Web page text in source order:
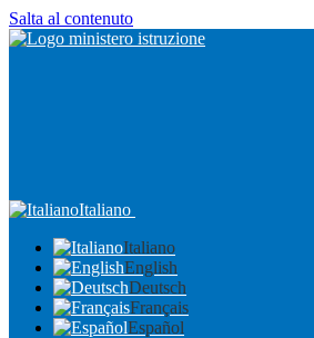
Salta al contenuto
Italiano
Italiano
English
Deutsch
Français
Español